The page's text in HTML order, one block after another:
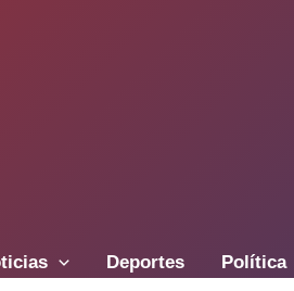
Deportes Política